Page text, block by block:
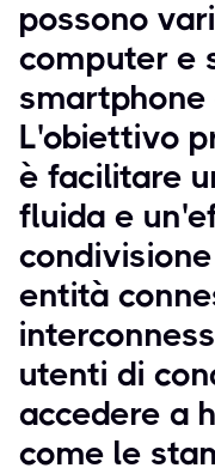
possono
computer e
smartphone
L'obiettivo
è facilitare
fluida e
entità
utenti di
accedere a
come le